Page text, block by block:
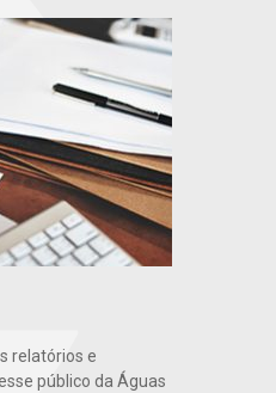
relatórios e
público da Águas